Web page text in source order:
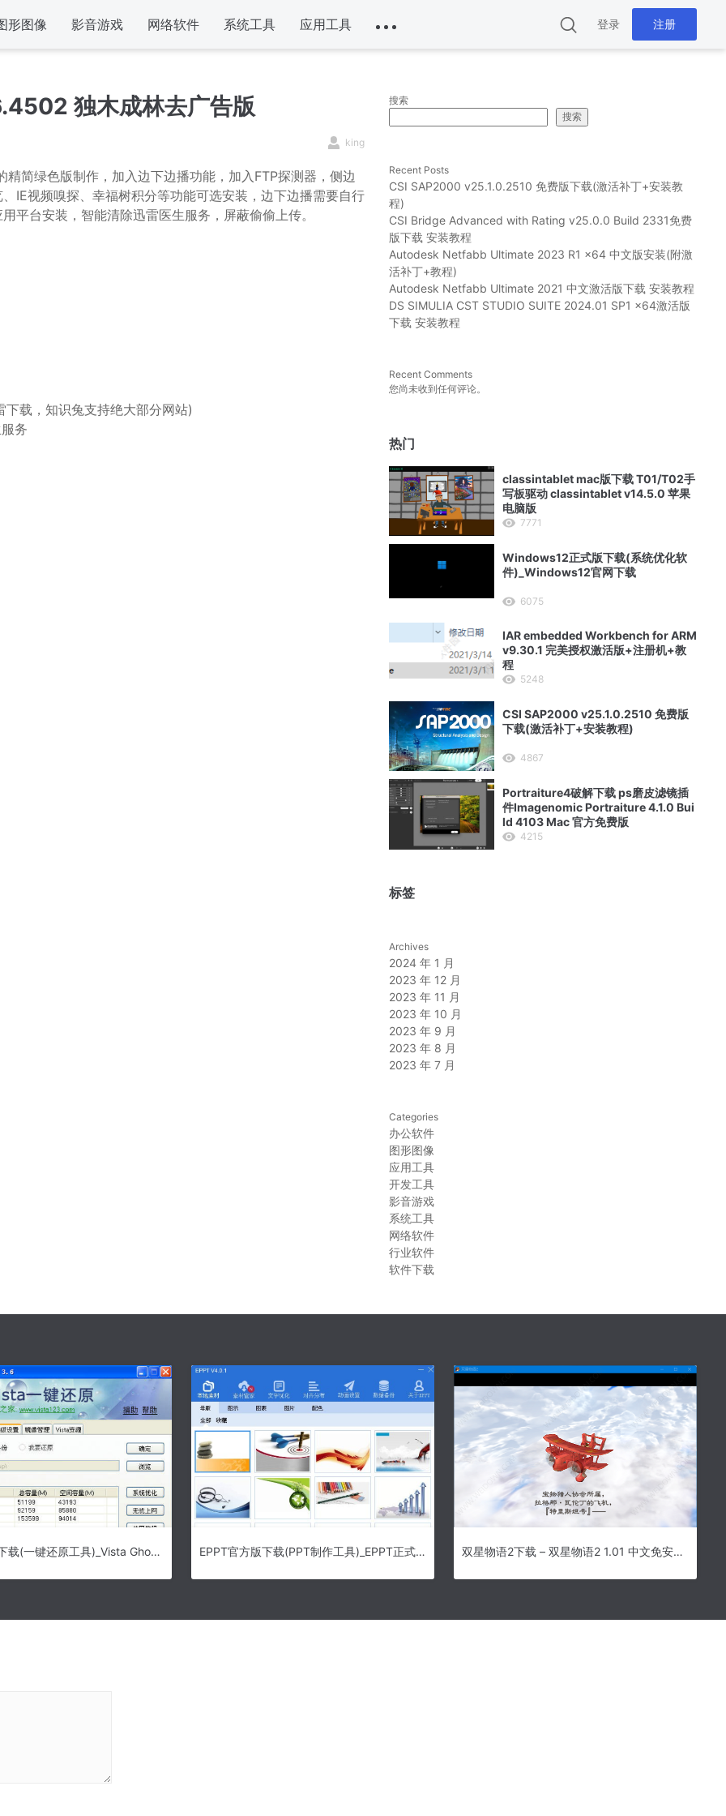
形图像 影音游戏 网络软件 系统工具 应用工具 登录 注册
独木成林去广告版
king
简绿色版制作，加入边下边播功能，加入FTP探测器，侧边
IE视频嗅探、幸福树积分等功能可选安装，边下边播需要自行
平台安装，智能清除迅雷医生服务，屏蔽偷偷上传。
载，知识兔支持绝大部分网站)
务
搜索
搜索
Recent Posts
CSI SAP2000 v25.1.0.2510 免费版下载(激活补丁+安装教
程)
CSI Bridge Advanced with Rating v25.0.0 Build 2331免费
版下载 安装教程
Autodesk Netfabb Ultimate 2023 R1 x64 中文版安装(附激
活补丁+教程)
Autodesk Netfabb Ultimate 2021 中文激活版下载 安装教程
DS SIMULIA CST STUDIO SUITE 2024.01 SP1 x64激活版
下载 安装教程
Recent Comments
您尚未收到任何评论。
热门
classintablet mac版下载 T01/T02手
写板驱动 classintablet v14.5.0 苹果
电脑版
7771
Windows12正式版下载(系统优化软
件)_Windows12官网下载
6075
IAR embedded Workbench for ARM
v9.30.1 完美授权激活版+注册机+教
程
5248
CSI SAP2000 v25.1.0.2510 免费版
下载(激活补丁+安装教程)
4867
Portraiture4破解下载 ps磨皮滤镜插
件Imagenomic Portraiture 4.1.0 Bui
ld 4103 Mac 官方免费版
4215
标签
Archives
2024 年 1 月
2023 年 12 月
2023 年 11 月
2023 年 10 月
2023 年 9 月
2023 年 8 月
2023 年 7 月
Categories
办公软件
图形图像
应用工具
开发工具
影音游戏
系统工具
网络软件
行业软件
软件下载
Vista Ghost下载(一键还原工具)_Vista Ghost官方版下载 EPPT官方版下载(PPT制作工具)_EPPT正式版下载 双星物语2下载 – 双星物语2 1.01 中文免安装绿色版